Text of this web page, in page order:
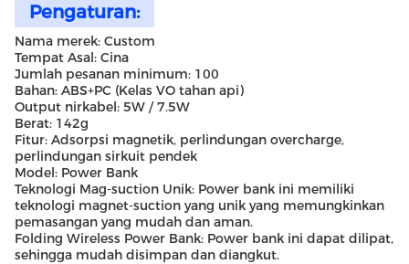
Pengaturan:
Nama merek: Custom
Tempat Asal: Cina
Jumlah pesanan minimum: 100
Bahan: ABS+PC (Kelas VO tahan api)
Output nirkabel: 5W / 7.5W
Berat: 142g
Fitur: Adsorpsi magnetik, perlindungan overcharge,
perlindungan sirkuit pendek
Model: Power Bank
Teknologi Mag-suction Unik: Power bank ini memiliki
teknologi magnet-suction yang unik yang memungkinkan
pemasangan yang mudah dan aman.
Folding Wireless Power Bank: Power bank ini dapat dilipat,
sehingga mudah disimpan dan diangkut.